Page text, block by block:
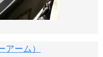
ーム）